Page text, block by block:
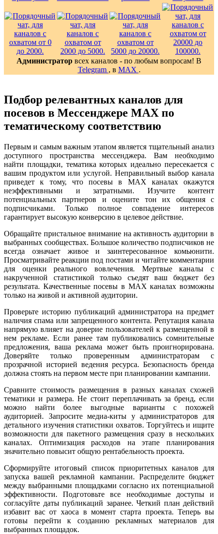
Администратор всех каналов - по любым вопросам! В
Telegram , в MAX .
Подбор релевантных каналов для
посевов в Мессенджере MAX по
тематическому соответствию
Первым и самым важным этапом является тщательный анализ
доступного пространства мессенджера. Вам необходимо
найти площадки, тематика которых идеально пересекается с
вашим продуктом или услугой. Неправильный выбор канала
приведет к тому, что посевы в MAX каналах окажутся
неэффективными и затратными. Изучите контент
потенциальных партнеров и оцените тон их общения с
подписчиками. Только полное совпадение интересов
гарантирует высокую конверсию в целевое действие.
Обращайте пристальное внимание на активность аудитории в
выбранных сообществах. Большое количество подписчиков не
всегда означает живое и заинтересованное комьюнити.
Просматривайте реакции под постами и читайте комментарии
для оценки реального вовлечения. Мертвые каналы с
накрученной статистикой только съедят ваш бюджет без
результата. Качественные посевы в MAX каналах возможны
только на живой и активной аудитории.
Проверьте историю публикаций администратора на предмет
наличия спама или запрещенного контента. Репутация канала
напрямую влияет на доверие пользователей к размещенной в
нем рекламе. Если ранее там публиковались сомнительные
предложения, ваша реклама может быть проигнорирована.
Доверяйте только проверенным администраторам с
прозрачной историей ведения ресурса. Безопасность бренда
должна стоять на первом месте при планировании кампании.
Сравните стоимость размещения в разных каналах схожей
тематики и размера. Не стоит переплачивать за бренд, если
можно найти более выгодные варианты с похожей
аудиторией. Запросите медиа-киты у администраторов для
детального изучения статистики охватов. Торгуйтесь и ищите
возможности для пакетного размещения сразу в нескольких
каналах. Оптимизация расходов на этапе планирования
значительно повысит общую рентабельность проекта.
Сформируйте итоговый список приоритетных каналов для
запуска вашей рекламной кампании. Распределите бюджет
между выбранными площадками согласно их потенциальной
эффективности. Подготовьте все необходимые доступы и
согласуйте даты публикаций заранее. Четкий план действий
избавит вас от хаоса в момент старта проекта. Теперь вы
готовы перейти к созданию рекламных материалов для
выбранных площадок.